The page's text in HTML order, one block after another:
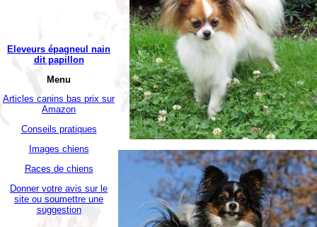
Eleveurs épagneul nain
dit papillon
Menu
Articles canins bas prix sur
Amazon
Conseils pratiques
Images chiens
Races de chiens
Donner votre avis sur le
site ou soumettre une
suggestion